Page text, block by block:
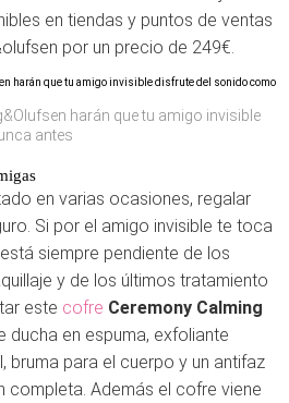
en tiendas y puntos de ventas
por un precio de 249€.
harán que tu amigo invisible
antes
en varias ocasiones, regalar
Si por el amigo invisible te toca
siempre pendiente de los
y de los últimos tratamiento
este cofre Ceremony Calming
ducha en espuma, exfoliante
bruma para el cuerpo y un antifaz
completa. Además el cofre viene